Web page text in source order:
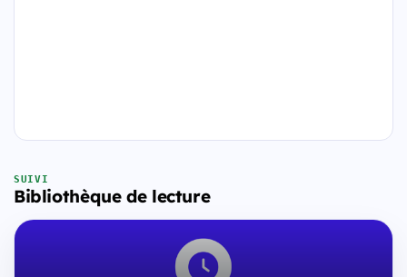
SUIVI
Bibliothèque de lecture